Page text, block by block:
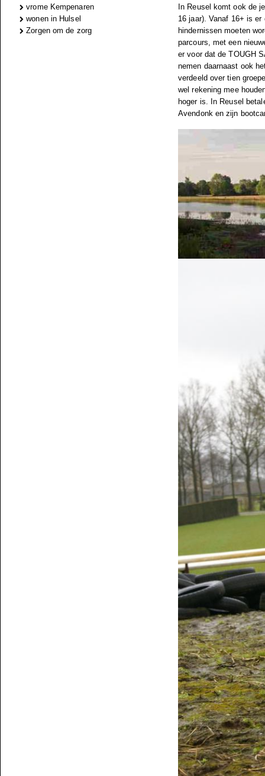
vrome Kempenaren
wonen in Hulsel
Zorgen om de zorg
In Reusel komt ook de
16 jaar). Vanaf 16+ is
hindernissen moeten
parcours, met een
er voor dat de TOUGH
nemen daarnaast ook
verdeeld over tien
wel rekening mee
hoger is. In Reusel
Avendonk en zijn